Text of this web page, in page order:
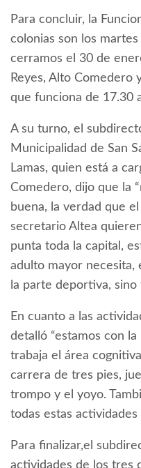
Para concluir, la
colonias son los
cerramos el 30 de
Reyes, Alto Comedero
que funciona de 17.30
A su turno, el
Municipalidad de San
Lamas, quien está a
Comedero, dijo que la
buena, la verdad que
secretario Altea
punta toda la capital,
adulto mayor necesita,
la parte deportiva,
En cuanto a las
detalló “estamos con
trabaja el área
carrera de tres pies,
trompo y el yoyo.
todas estas actividades
Para finalizar,el
actividades de los tres